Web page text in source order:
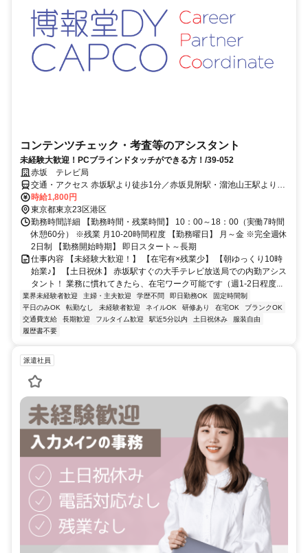
コンテンツチェック・考査等のアシスタント
未経験大歓迎！PCブラインドタッチができる方！/39-052
赤坂 テレビ局
交通・アクセス 赤坂駅より徒歩1分／赤坂見附駅・溜池山王駅より徒
歩5分＜複数路線利用可能＞
時給1,800円
東京都東京23区港区
勤務時間詳細 【勤務時間・残業時間】 10：00～18：00（実働7時間
休憩60分） ※残業 月10-20時間程度 【勤務曜日】 月～金 ※完全週休
2日制 【勤務開始時期】 即日スタート～長期
仕事内容 【未経験大歓迎！】 【在宅有×残業少】 【朝ゆっくり10時
始業♪】 【土日祝休】 赤坂駅すぐの大手テレビ放送局での内勤アシス
タント！ 業務に慣れてきたら、在宅ワーク可能です（週1-2日程度...
業界未経験者歓迎 主婦・主夫歓迎 学歴不問 即日勤務OK
固定時間制
平日のみOK
転勤なし 未経験者歓迎 ネイルOK 研修あり 在宅OK
ブランクOK
交通費支給
長期歓迎 フルタイム歓迎 駅近5分以内 土日祝休み
服装自由
履歴書不要
派遣社員